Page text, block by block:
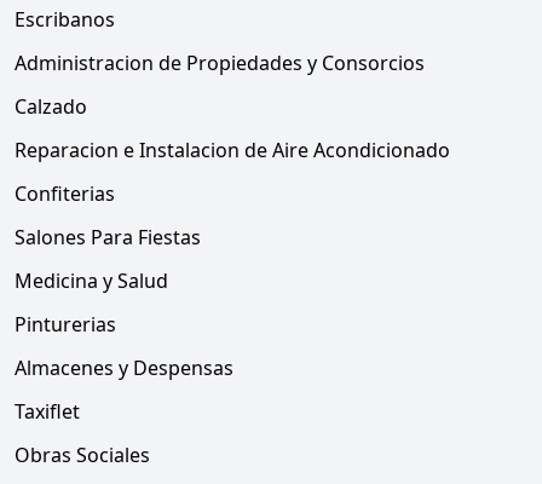
Escribanos
Administracion de Propiedades y Consorcios
Calzado
Reparacion e Instalacion de Aire Acondicionado
Confiterias
Salones Para Fiestas
Medicina y Salud
Pinturerias
Almacenes y Despensas
Taxiflet
Obras Sociales